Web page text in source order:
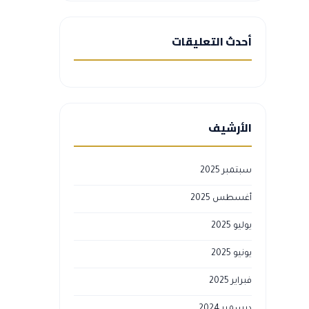
أحدث التعليقات
الأرشيف
سبتمبر 2025
أغسطس 2025
يوليو 2025
يونيو 2025
فبراير 2025